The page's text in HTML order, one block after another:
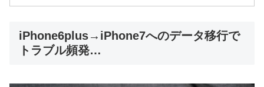
iPhone6plus→iPhone7へのデータ移行で
トラブル頻発…